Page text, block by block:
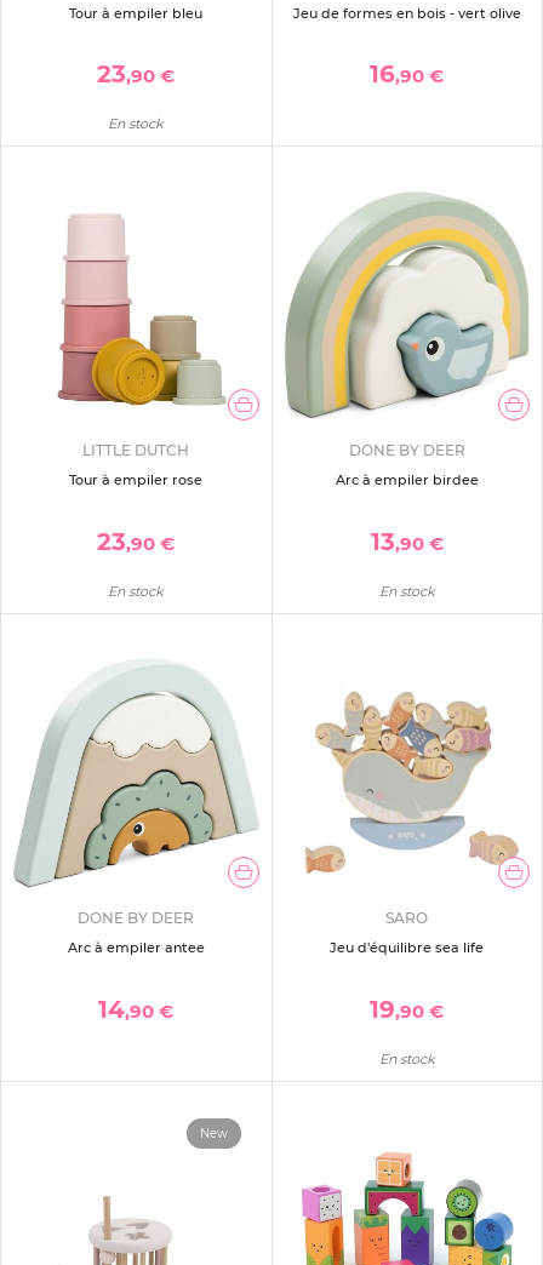
Tour à empiler bleu
23,90 €
En stock
Jeu de formes en bois - vert olive
16,90 €
LITTLE DUTCH
Tour à empiler rose
23,90 €
En stock
DONE BY DEER
Arc à empiler birdee
13,90 €
En stock
DONE BY DEER
Arc à empiler antee
14,90 €
SARO
Jeu d'équilibre sea life
19,90 €
En stock
New